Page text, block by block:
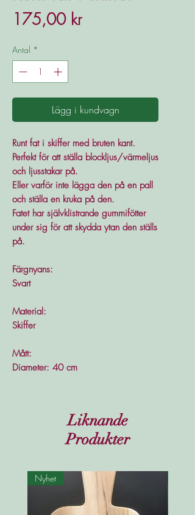
175,00 krPris
Antal *
Lägg i kundvagn
Runt fat i skiffer med bruten kant.
Perfekt för att ställa blockljus/värmeljus
och ljusstakar på.
Eller varför inte lägga den på en pall
och ställa en kruka på den.
Fatet har självklistrande gummifötter
under sig för att skydda ytan den ställs
på.
Färgnyans:
Svart
Material:
Skiffer
Mått:
Diameter: 40 cm
Liknande
Produkter
Nyhet